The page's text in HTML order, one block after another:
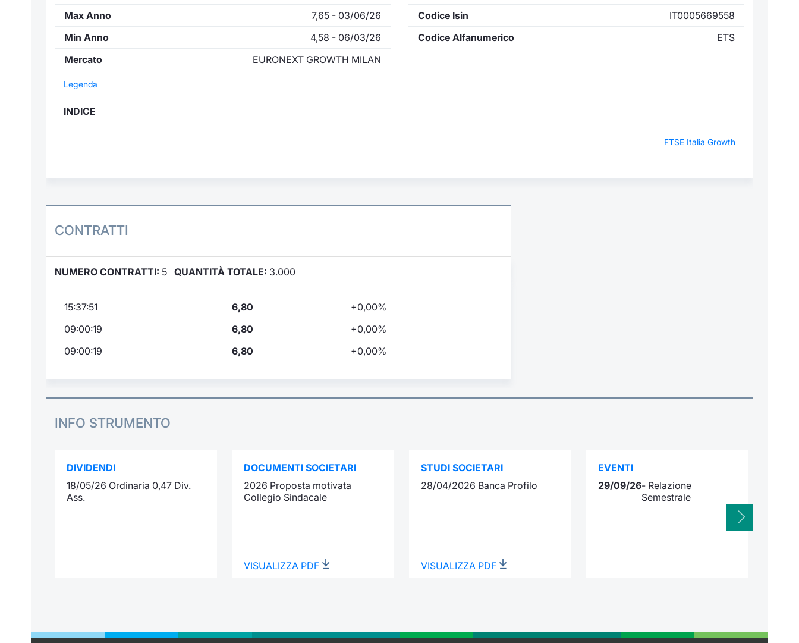
Max Anno
7,65 - 03/06/26
Min Anno
4,58 - 06/03/26
Mercato
EURONEXT GROWTH MILAN
Codice Isin
IT0005669558
Codice Alfanumerico
ETS
Legenda
INDICE
FTSE Italia Growth
CONTRATTI
NUMERO CONTRATTI: 5 QUANTITÀ TOTALE: 3.000
15:37:51 6,80
+0,00%
09:00:19
6,80
+0,00%
09:00:19
6,80 +0,00%
INFO STRUMENTO
DIVIDENDI
18/05/26 Ordinaria 0,47 Div.
Ass.
DOCUMENTI SOCIETARI
2026 Proposta motivata
Collegio Sindacale
VISUALIZZA PDF
STUDI SOCIETARI
28/04/2026 Banca Profilo
VISUALIZZA PDF
EVENTI
29/09/26- Relazione
Semestrale